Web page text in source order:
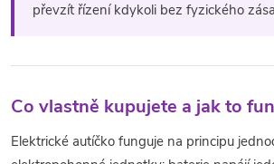
ý
p
i
s
převzít řízení kdykoli bez fyzického
Co vlastně kupujete a jak to
Elektrické autíčko funguje na principu